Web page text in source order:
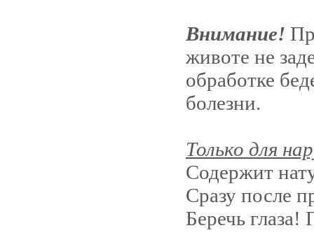
Внимание!
животе не
обработке
болезни.
Только для
Содержит
Сразу после
Беречь